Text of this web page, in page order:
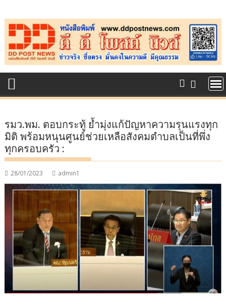
to
content
รมว.พม. ตอบกระทู้ ย้ำมุ่งแก้ปัญหาความรุนแรงทุก
มิติ พร้อมหนุนศูนย์ช่วยเหลือสังคมตำบลเป็นที่พึ่ง
ทุกครอบครัว :
28/01/2023 admin1